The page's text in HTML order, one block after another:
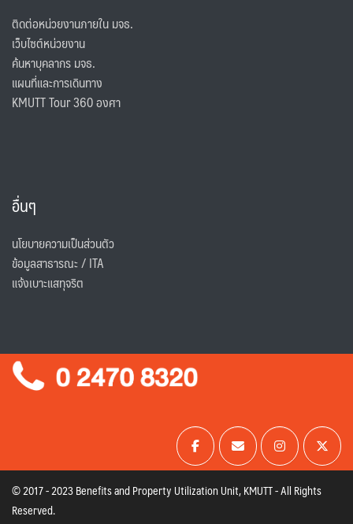
ติดต่อหน่วยงานภายใน มจธ.
เว็บไซต์หน่วยงาน
ค้นหาบุคลากร มจธ.
แผนที่และการเดินทาง
KMUTT Tour 360 องศา
อื่นๆ
นโยบายความเป็นส่วนตัว
ข้อมูลสาธารณะ / ITA
แจ้งเบาะแสทุจริต
© 2017 - 2023 Benefits and Property Utilization Unit, KMUTT - All Rights
Reserved.